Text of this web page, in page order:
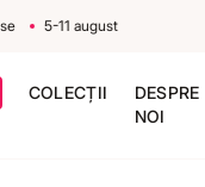
5-11 august
COLECȚII
DESPRE
NOI